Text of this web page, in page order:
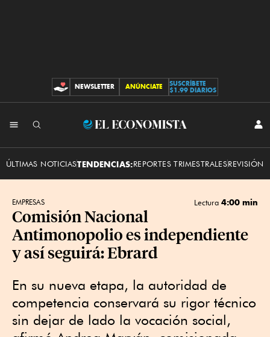
CONTRIBUCIONES
NEWSLETTER ANÚNCIATE
SUSCRÍBETE
$1.99 DIARIOS
El
ÚLTIMAS NOTICIASTENDENCIAS:REPORTES TRIMESTRALESREVISIÓN
EMPRESAS Lectura 4:00 min
Comisión Nacional
Antimonopolio es independiente
y así seguirá: Ebrard
En su nueva etapa, la autoridad de
competencia conservará su rigor técnico
sin dejar de lado la vocación social,